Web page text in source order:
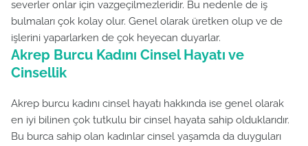
severler onlar için vazgeçilmezleridir. Bu nedenle de iş
bulmaları çok kolay olur. Genel olarak üretken olup ve de
işlerini yaparlarken de çok heyecan duyarlar.
Akrep Burcu Kadını Cinsel Hayatı ve
Cinsellik
Akrep burcu kadını cinsel hayatı hakkında ise genel olarak
en iyi bilinen çok tutkulu bir cinsel hayata sahip olduklarıdır.
Bu burca sahip olan kadınlar cinsel yaşamda da duyguları